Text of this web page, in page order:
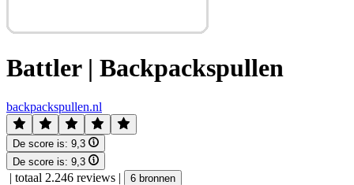
Battler | Backpackspullen
backpackspullen.nl
De score is: 9,3
De score is: 9,3
| totaal 2.246 reviews | 6 bronnen